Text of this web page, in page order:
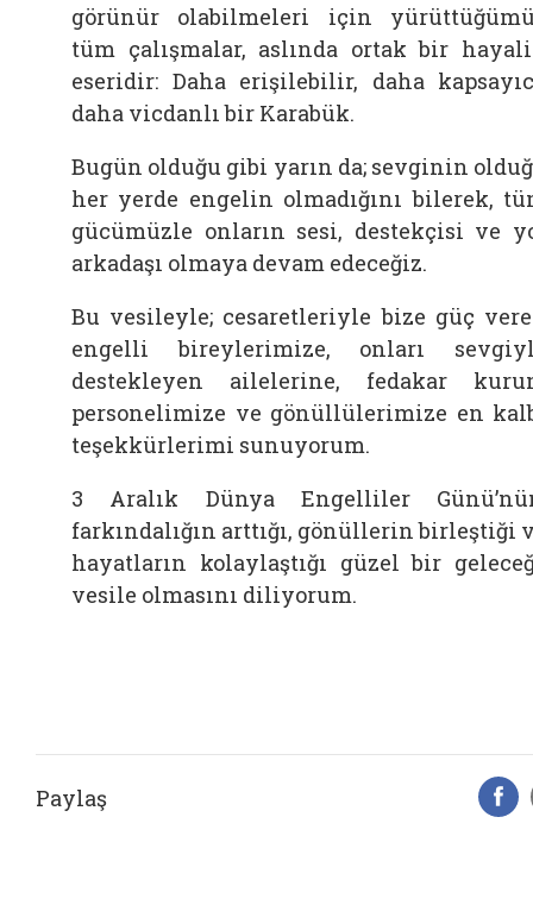
görünür olabilmeleri için
tüm çalışmalar, aslında ortak bir
eseridir: Daha erişilebilir, daha
daha vicdanlı bir Karabük.
Bugün olduğu gibi yarın da; sevginin
her yerde engelin olmadığını bilerek,
gücümüzle onların sesi, destekçisi ve
arkadaşı olmaya devam edeceğiz.
Bu vesileyle; cesaretleriyle bize güç
engelli bireylerimize, onları
destekleyen ailelerine, fedakar
personelimize ve gönüllülerimize en
teşekkürlerimi sunuyorum.
3 Aralık Dünya Engelliler
farkındalığın arttığı, gönüllerin birleştiği
hayatların kolaylaştığı güzel bir
vesile olmasını diliyorum.
Paylaş